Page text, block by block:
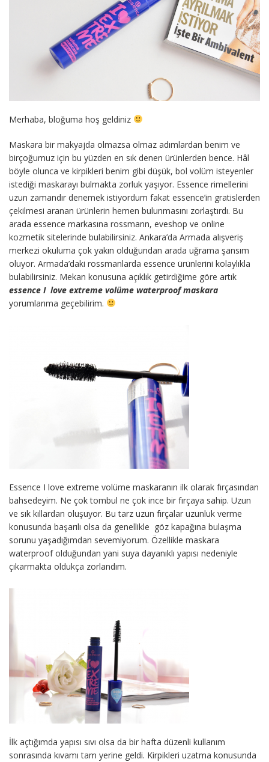
Merhaba, bloğuma hoş geldiniz
Maskara bir makyajda olmazsa olmaz adımlardan benim ve
birçoğumuz için bu yüzden en sık denen ürünlerden bence. Hâl
böyle olunca ve kirpikleri benim gibi düşük, bol volüm isteyenler
istediği maskarayı bulmakta zorluk yaşıyor. Essence rimellerini
uzun zamandır denemek istiyordum fakat essence’in gratislerden
çekilmesi aranan ürünlerin hemen bulunmasını zorlaştırdı. Bu
arada essence markasına rossmann, eveshop ve online
kozmetik sitelerinde bulabilirsiniz. Ankara’da Armada alışveriş
merkezi okuluma çok yakın olduğundan arada uğrama şansım
oluyor. Armada’daki rossmanlarda essence ürünlerini kolaylıkla
bulabilirsiniz. Mekan konusuna açıklık getirdiğime göre artık
essence I love extreme volüme waterproof maskara
yorumlarıma geçebilirim.
Essence I love extreme volüme maskaranın ilk olarak fırçasından
bahsedeyim. Ne çok tombul ne çok ince bir fırçaya sahip. Uzun
ve sık kıllardan oluşuyor. Bu tarz uzun fırçalar uzunluk verme
konusunda başarılı olsa da genellikle göz kapağına bulaşma
sorunu yaşadığımdan sevemiyorum. Özellikle maskara
waterproof olduğundan yani suya dayanıklı yapısı nedeniyle
çıkarmakta oldukça zorlandım.
İlk açtığımda yapısı sıvı olsa da bir hafta düzenli kullanım
sonrasında kıvamı tam yerine geldi. Kirpikleri uzatma konusunda